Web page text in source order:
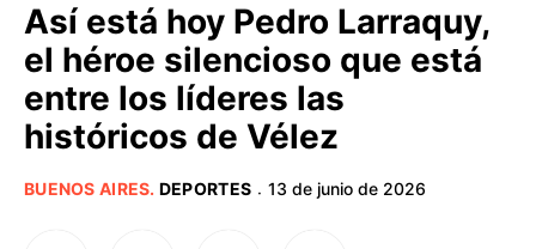
BUENOS AIRES
PROVINCIAS
Así está hoy Pedro Larraquy,
el héroe silencioso que está
entre los líderes las
históricos de Vélez
BUENOS AIRES. DEPORTES · 13 de junio de 2026